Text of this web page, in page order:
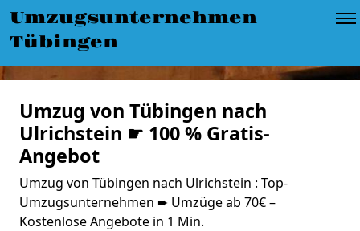
Umzugsunternehmen
Tübingen
Umzug von Tübingen nach
Ulrichstein ☛ 100 % Gratis-
Angebot
Umzug von Tübingen nach Ulrichstein : Top-
Umzugsunternehmen ➨ Umzüge ab 70€ –
Kostenlose Angebote in 1 Min.